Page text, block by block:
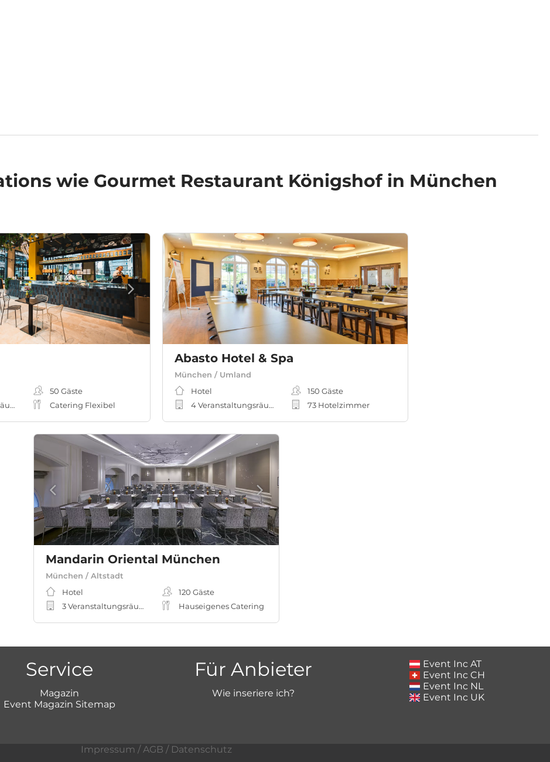
wie Gourmet Restaurant Königshof in München
50 Gäste
Catering Flexibel
Abasto Hotel & Spa
München / Umland
Hotel
4 Veranstaltungsräume
150 Gäste
73 Hotelzimmer
Mandarin Oriental München
München / Altstadt
Hotel
3 Veranstaltungsräume
120 Gäste
Hauseigenes Catering
Service
Magazin
Event Magazin Sitemap
Für Anbieter
Wie inseriere ich?
Event Inc AT
Event Inc CH
Event Inc NL
Event Inc UK
Impressum / AGB / Datenschutz